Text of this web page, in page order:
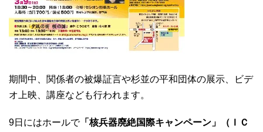
期間中、関係者の被爆証言や杉並の平和団体の展示、ビデ
オ上映、講座なども行われます。
9日にはホールで「核兵器廃絶国際キャンペーン」（ＩＣ